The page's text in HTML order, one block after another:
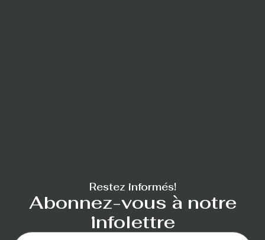
Restez informés!
Abonnez-vous à notre
infolettre